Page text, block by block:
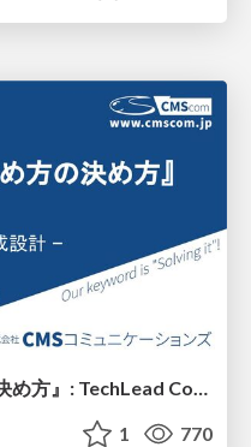
PyCon JPに学ぶ『決め方の決め方』: TechLead Conference 2026
1 770